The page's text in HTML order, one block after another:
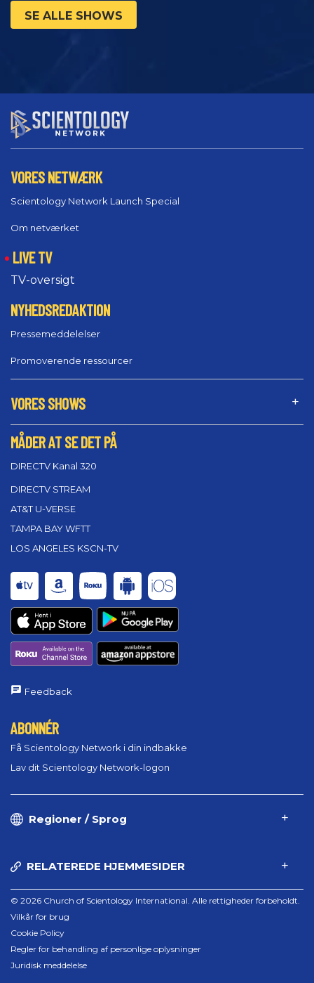
SE ALLE SHOWS
VORES NETWÆRK
Scientology Network Launch Special
Om netværket
LIVE TV
TV-oversigt
NYHEDSREDAKTION
Pressemeddelelser
Promoverende ressourcer
VORES SHOWS
MÅDER AT SE DET PÅ
DIRECTV Kanal 320
DIRECTV STREAM
AT&T U-VERSE
TAMPA BAY WFTT
LOS ANGELES KSCN-TV
Feedback
ABONNÉR
Få Scientology Network i din indbakke
Lav dit Scientology Network-logon
Regioner / Sprog
RELATEREDE HJEMMESIDER
© 2026 Church of Scientology International. Alle rettigheder forbeholdt.
Vilkår for brug
Cookie Policy
Regler for behandling af personlige oplysninger
Juridisk meddelelse